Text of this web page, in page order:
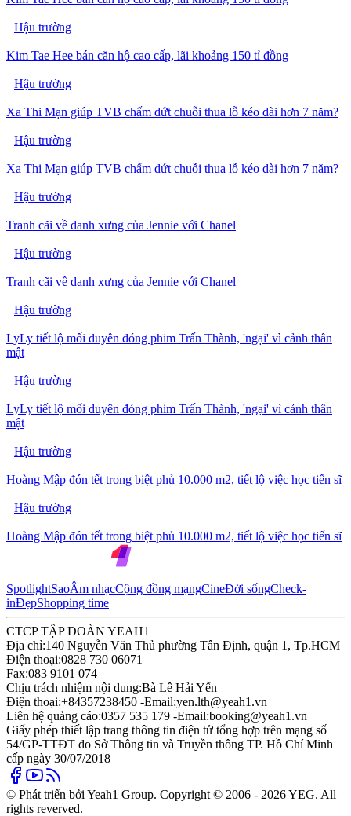
Hậu trường
Kim Tae Hee bán căn hộ cao cấp, lãi khoảng 150 tỉ đồng
Hậu trường
Xa Thi Mạn giúp TVB chấm dứt chuỗi thua lỗ kéo dài hơn 7 năm?
Hậu trường
Xa Thi Mạn giúp TVB chấm dứt chuỗi thua lỗ kéo dài hơn 7 năm?
Hậu trường
Tranh cãi về danh xưng của Jennie với Chanel
Hậu trường
Tranh cãi về danh xưng của Jennie với Chanel
Hậu trường
LyLy tiết lộ mối duyên đóng phim Trấn Thành, 'ngại' vì cảnh thân
mật
Hậu trường
LyLy tiết lộ mối duyên đóng phim Trấn Thành, 'ngại' vì cảnh thân
mật
Hậu trường
Hoàng Mập đón tết trong biệt phủ 10.000 m2, tiết lộ việc học tiến sĩ
Hậu trường
Hoàng Mập đón tết trong biệt phủ 10.000 m2, tiết lộ việc học tiến sĩ
SpotlightSaoÂm nhạcCộng đồng mạngCineĐời sốngCheck-
inĐẹpShopping time
CTCP TẬP ĐOÀN YEAH1
Địa chỉ:140 Nguyễn Văn Thủ phường Tân Định, quận 1, Tp.HCM
Điện thoại:0828 730 06071
Fax:083 9101 074
Chịu trách nhiệm nội dung:Bà Lê Hải Yến
Điện thoại:+84357238450 -Email:yen.lth@yeah1.vn
Liên hệ quảng cáo:0357 535 179 -Email:booking@yeah1.vn
Giấy phép thiết lập trang thông tin điện tử tổng hợp trên mạng số
54/GP-TTĐT do Sở Thông tin và Truyền thông TP. Hồ Chí Minh
cấp ngày 30/07/2018
© Phát triển bởi Yeah1 Group. Copyright © 2006 - 2026 YEG. All
rights reverved.